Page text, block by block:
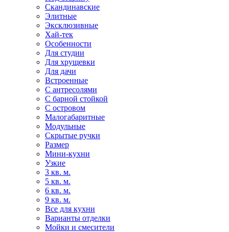
Скандинавские
Элитные
Эксклюзивные
Хай-тек
Особенности
Для студии
Для хрущевки
Для дачи
Встроенные
С антресолями
С барной стойкой
С островом
Малогабаритные
Модульные
Скрытые ручки
Размер
Мини-кухни
Узкие
3 кв. м.
5 кв. м.
6 кв. м.
9 кв. м.
Все для кухни
Варианты отделки
Мойки и смесители